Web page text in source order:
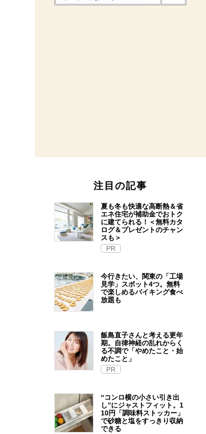
注目の記事
夏も冬も快適な高断熱＆省
エネ住宅が補助金でおトク
に建てられる！＜無料カタ
ログ＆プレゼントのチャン
スも＞
PR
今行きたい、関東の「工場
見学」スポット4つ。無料
で楽しめるバイキング食べ
放題も
飯島直子さんと考える更年
期。自律神経の乱れからく
る不調で「やめたこと・始
めたこと」
PR
“コンロ横の小さい引き出
し”にジャストフィット。1
10円「調味料ストッカー」
で砂糖と塩をすっきり収納
できる